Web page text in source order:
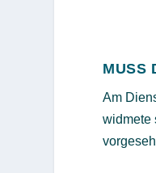
MUSS
Am
widmete